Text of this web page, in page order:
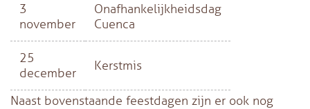
3
november
Onafhankelijkheidsdag
Cuenca
25
december
Kerstmis
Naast bovenstaande feestdagen zijn er ook nog